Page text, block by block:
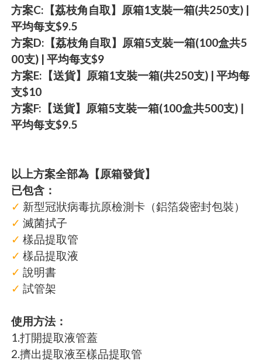
方案C:【荔枝角自取】原箱1支裝一箱(共250支) |
平均每支$9.5
方案D:【荔枝角自取】原箱5支裝一箱(100盒共5
00支) | 平均每支$9
方案E:【送貨】原箱1支裝一箱(共250支) | 平均每
支$10
方案F:【送貨】原箱5支裝一箱(100盒共500支) |
平均每支$9.5
以上方案全部為【原箱發貨】
已包含：
✓ 新型冠狀病毒抗原檢測卡（鋁箔袋密封包裝）
✓ 滅菌拭子
✓樣品提取管
✓樣品提取液
✓說明書
✓ 試管架
使用方法：
1.打開提取液管蓋
2.擠出提取液至樣品提取管